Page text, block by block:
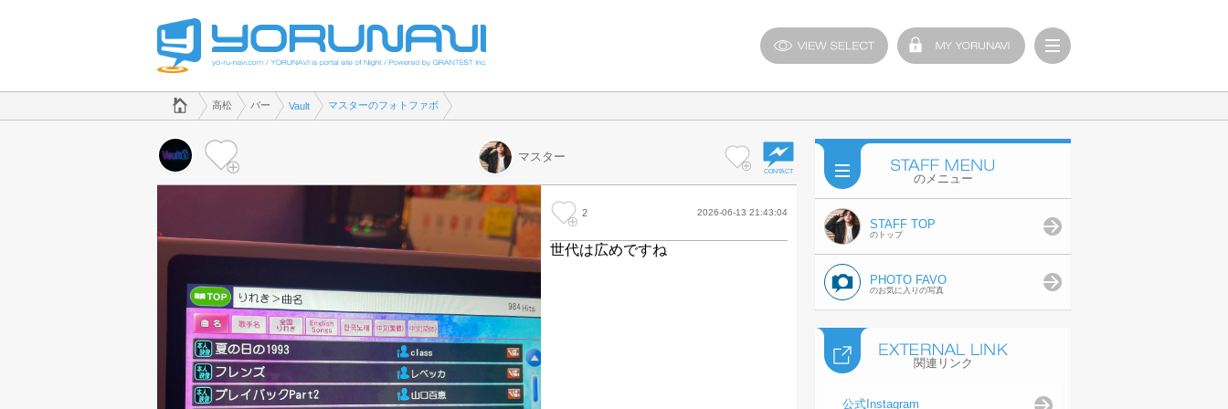
でバーのことなら、バー Vault([kana])
香川県版
高松 バー Vault マスターのフォトファボ
マスター
2 2026-06-13 21:43:04
世代は広めですね
のメニュー
STAFF TOP
のトップ
PHOTO FAVO
のお気に入りの写真
関連リンク
公式Instagram